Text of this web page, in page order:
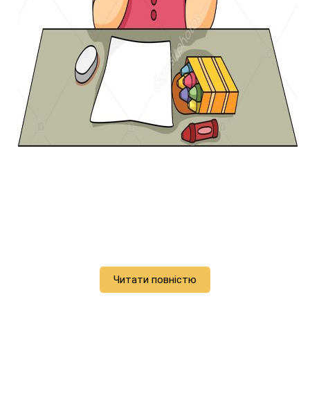
Читати повністю